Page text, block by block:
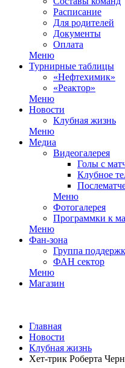
Расписание
Для родителей
Документы
Оплата
Меню
Турнирные таблицы
«Нефтехимик»
«Реактор»
Меню
Новости
Клубная жизнь
Меню
Медиа
Видеогалерея
Голы с
Клубное
Меню
Фотогалерея
Программки к
Меню
Фан-зона
Группа
ФАН сектор
Меню
Магазин
Главная
Новости
Клубная жизнь
Хет-трик Роберта